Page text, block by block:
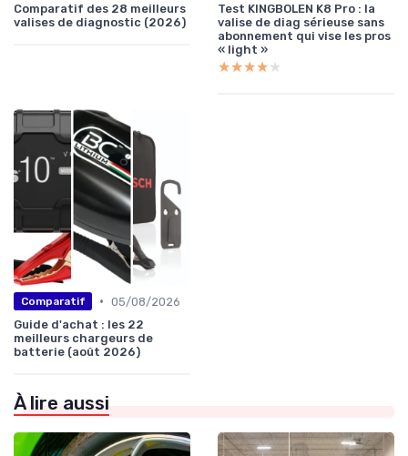
Comparatif des 28 meilleurs
valises de diagnostic (2026)
Test KINGBOLEN K8 Pro : la
valise de diag sérieuse sans
abonnement qui vise les pros
« light »
★★★★★
★★★★★
Comparatif • 05/08/2026
Guide d'achat : les 22
meilleurs chargeurs de
batterie (août 2026)
À lire aussi